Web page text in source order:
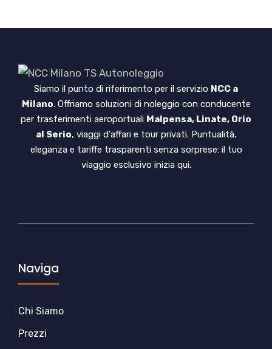
Siamo il punto di riferimento per il servizio NCC a
Milano. Offriamo soluzioni di noleggio con conducente
per trasferimenti aeroportuali Malpensa, Linate, Orio
al Serio, viaggi d'affari e tour privati. Puntualità,
eleganza e tariffe trasparenti senza sorprese: il tuo
viaggio esclusivo inizia qui.
Naviga
Chi Siamo
Prezzi